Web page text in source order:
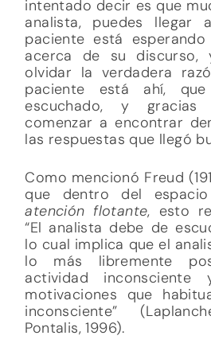
intentado decir es que
analista, puedes llegar
paciente está
acerca de su discurso,
olvidar la verdadera
paciente está ahí,
escuchado, y
comenzar a encontrar
las respuestas que llegó
Como mencionó Freud
que dentro del
atención flotante, esto
“El analista debe de
lo cual implica que el
lo más libremente
actividad inconsciente
motivaciones que
inconsciente”
Pontalis, 1996).